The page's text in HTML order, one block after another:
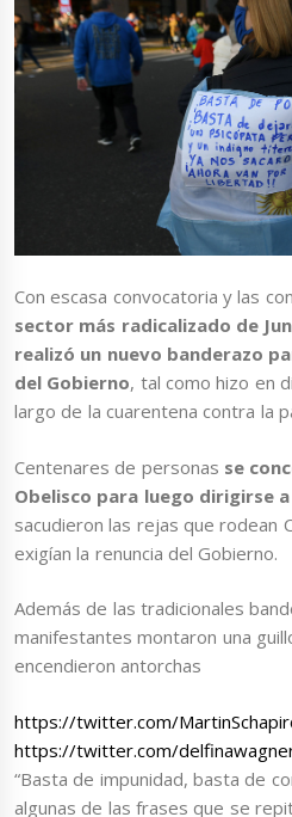
Con escasa convocatoria y las
sector más radicalizado de
realizó un nuevo banderazo
del Gobierno, tal como hizo en
largo de la cuarentena contra la
Centenares de personas se
Obelisco para luego dirigirse
sacudieron las rejas que rodean
exigían la renuncia del Gobierno.
Además de las tradicionales
manifestantes montaron una
encendieron antorchas
https://twitter.com/
https://twitter.com/
“Basta de impunidad, basta de
algunas de las frases que se